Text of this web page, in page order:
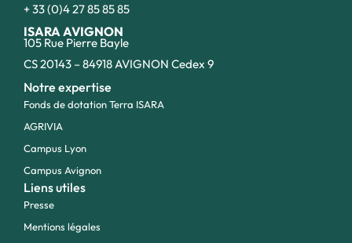
+ 33 (0)4 27 85 85 85
ISARA AVIGNON
105 Rue Pierre Bayle
CS 20143 – 84918 AVIGNON Cedex 9
Notre expertise
Fonds de dotation Terra ISARA
AGRIVIA
Campus Lyon
Campus Avignon
Liens utiles
Presse
Mentions légales